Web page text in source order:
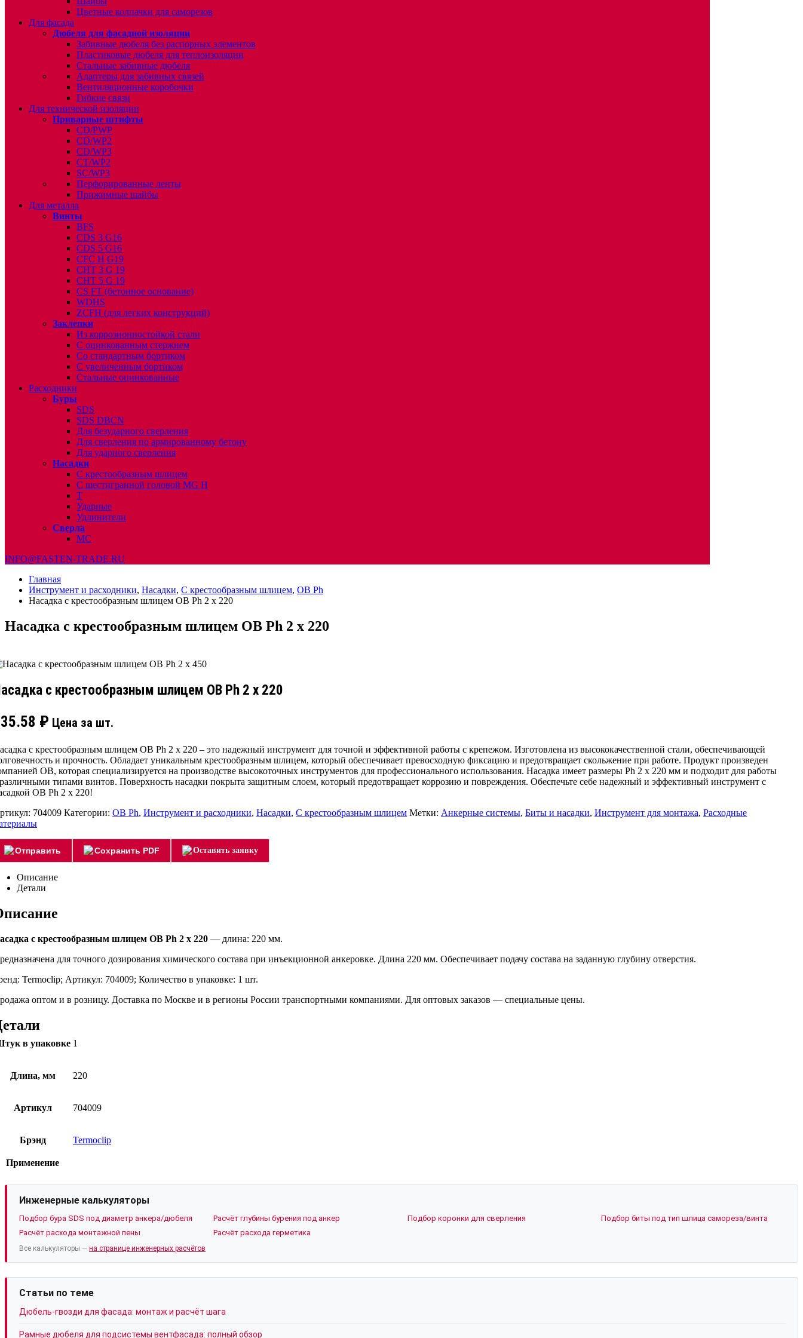
Цветные колпачки для саморезов
Для фасада
Дюбеля для фасадной изоляции
Забивные дюбеля без распорных элементов
Пластиковые дюбеля для теплоизоляции
Стальные забивные дюбеля
Адаптеры для забивных связей
Вентиляционные коробочки
Гибкие связи
Для технической изоляции
Приварные штифты
CD/PWP
CD/WP2
CD/WP3
CT/WP2
SC/WP3
Перфорированные ленты
Прижимные шайбы
Для металла
Винты
BFS
CDS 3 G16
CDS 5 G16
CFC H G19
CHT 3 G 19
CHT 5 G 19
CS FT (бетонное основание)
WDHS
ZCFH (для легких конструкций)
Заклепки
Из коррозионностойкой стали
С оцинкованным стержнем
Со стандартным бортиком
С увеличенным бортиком
Стальные оцинкованные
Расходники
Буры
SDS
SDS DBCN
Для безударного сверления
Для сверления по армированному бетону
Для ударного сверления
Насадки
С крестообразным шлицем
С шестигранной головой MG H
T
Ударные
Удлинители
Сверла
МС
INFO@FASTEN-TRADE.RU
Главная
Инструмент и расходники, Насадки, С крестообразным шлицем, OB Ph
Насадка с крестообразным шлицем OB Ph 2 x 220
Насадка с крестообразным шлицем OB Ph 2 x 220
с крестообразным шлицем OB Ph 2 x 220
₽ Цена за шт.
с крестообразным шлицем OB Ph 2 x 220 – это надежный инструмент для точной и эффективной работы с крепежом. Изготовлена из высококачественной стали, обеспечивающей
и прочность. Обладает уникальным крестообразным шлицем, который обеспечивает превосходную фиксацию и предотвращает скольжение при работе. Продукт произведен
OB, которая специализируется на производстве высокоточных инструментов для профессионального использования. Насадка имеет размеры Ph 2 x 220 мм и подходит для работы
типами винтов. Поверхность насадки покрыта защитным слоем, который предотвращает коррозию и повреждения. Обеспечьте себе надежный и эффективный инструмент с
OB Ph 2 x 220!
704009 Категории: OB Ph, Инструмент и расходники, Насадки, С крестообразным шлицем Метки: Анкерные системы, Биты и насадки, Инструмент для монтажа, Расходные
Отправить Сохранить PDF Оставить заявку
Описание
Детали
с крестообразным шлицем OB Ph 2 x 220 — длина: 220 мм.
для точного дозирования химического состава при инъекционной анкеровке. Длина 220 мм. Обеспечивает подачу состава на заданную глубину отверстия.
Termoclip; Артикул: 704009; Количество в упаковке: 1 шт.
оптом и в розницу. Доставка по Москве и в регионы России транспортными компаниями. Для оптовых заказов — специальные цены.
в упаковке 1
Длина, мм 220
Артикул 704009
Брэнд Termoclip
Применение
Инженерные калькуляторы
Подбор бура SDS под диаметр анкера/дюбеля Расчёт глубины бурения под анкер Подбор коронки для сверления
Подбор биты под тип шлица самореза/винта
Расчёт расхода монтажной пены
Расчёт расхода герметика
Все калькуляторы — на странице инженерных расчётов
Статьи по теме
Дюбель-гвозди для фасада: монтаж и расчёт шага
Рамные дюбеля для подсистемы вентфасада: полный обзор